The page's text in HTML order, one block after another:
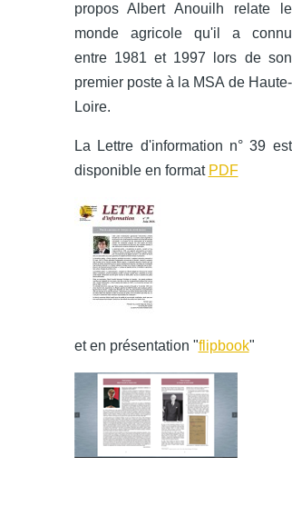
propos Albert Anouilh relate le
monde agricole qu'il a connu
entre 1981 et 1997 lors de son
premier poste à la MSA de Haute-
Loire.
La Lettre d'information n° 39 est
disponible en format PDF
et en présentation "flipbook"